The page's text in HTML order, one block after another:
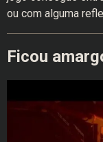
ou com alguma
Ficou